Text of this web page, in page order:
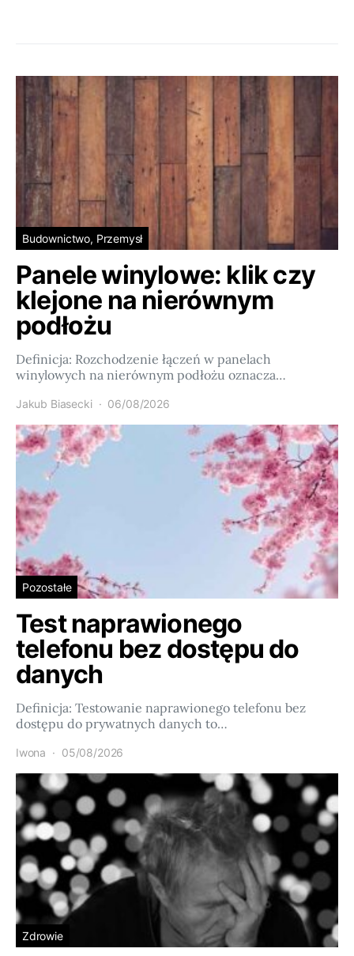
Budownictwo, Przemysł
Panele winylowe: klik czy
klejone na nierównym
podłożu
Definicja: Rozchodzenie łączeń w panelach
winylowych na nierównym podłożu oznacza…
Jakub Biasecki 06/08/2026
Pozostałe
Test naprawionego
telefonu bez dostępu do
danych
Definicja: Testowanie naprawionego telefonu bez
dostępu do prywatnych danych to…
Iwona 05/08/2026
Zdrowie